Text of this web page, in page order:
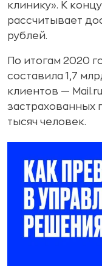
клинику». К
рассчитывает
рублей.
По итогам 2020
составила 1,7
клиентов —
застрахованных
тысяч человек.